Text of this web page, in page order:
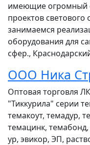
имеющие огромный
проектов
занимаемся
оборудования для
сфер.,
ООО Ника
Оптовая торговля
"Тиккурила" серии
темакоут, темадур,
темацинк,
ур, эвикор, ЭП,